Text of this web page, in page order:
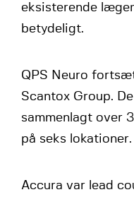
eksisterende
betydeligt.
QPS Neuro
Scantox Group.
sammenlagt over
på seks lokationer.
Accura var lead